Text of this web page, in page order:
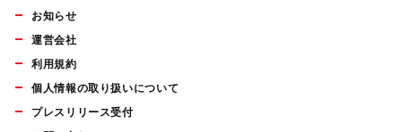
お知らせ
運営会社
利用規約
個人情報の取り扱いについて
プレスリリース受付